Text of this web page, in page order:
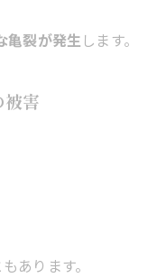
亀裂が発生 します。
害
あります。